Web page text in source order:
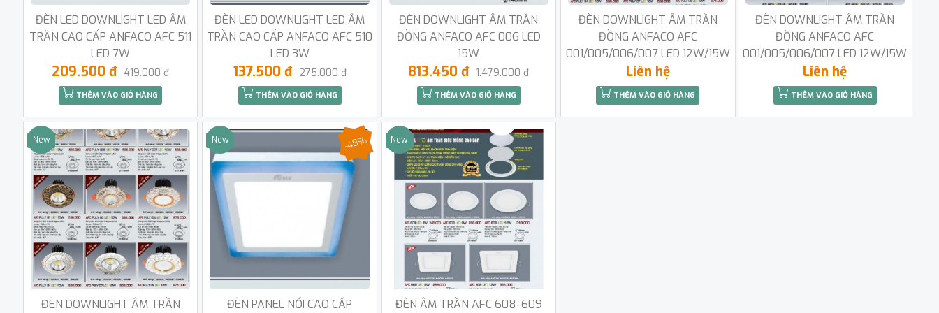
ĐÈN LED DOWNLIGHT LED ÂM
TRẦN CAO CẤP ANFACO AFC 511
LED 7W
209.500 đ 419.000 đ
THÊM VÀO GIỎ HÀNG
ĐÈN LED DOWNLIGHT LED ÂM
TRẦN CAO CẤP ANFACO AFC 510
LED 3W
137.500 đ 275.000 đ
THÊM VÀO GIỎ HÀNG
ĐÈN DOWNLIGHT ÂM TRẦN
ĐỒNG ANFACO AFC 006 LED
15W
813.450 đ 1.479.000 đ
THÊM VÀO GIỎ HÀNG
ĐÈN DOWNLIGHT ÂM TRẦN
ĐỒNG ANFACO AFC
001/005/006/007 LED 12W/15W
Liên hệ
THÊM VÀO GIỎ HÀNG
ĐÈN DOWNLIGHT ÂM TRẦN
ĐỒNG ANFACO AFC
001/005/006/007 LED 12W/15W
Liên hệ
THÊM VÀO GIỎ HÀNG
Sale
New
ĐÈN DOWNLIGHT ÂM TRẦN
Sale
New
ĐÈN PANEL NỔI CAO CẤP
-48% Sale
New
ĐÈN ÂM TRẦN AFC 608-609